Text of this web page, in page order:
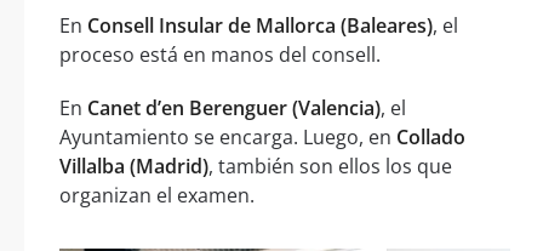
En Consell Insular de Mallorca (Baleares), el
proceso está en manos del consell.
En Canet d’en Berenguer (Valencia), el
Ayuntamiento se encarga. Luego, en Collado
Villalba (Madrid), también son ellos los que
organizan el examen.